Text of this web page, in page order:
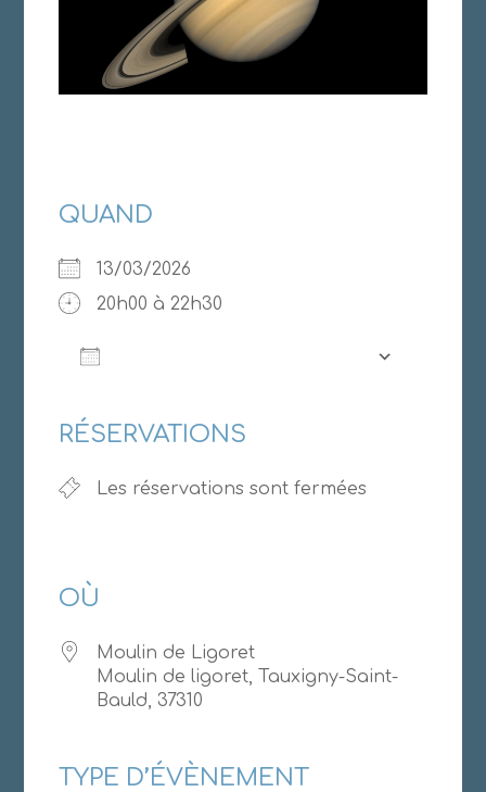
QUAND
13/03/2026
20h00 à 22h30
RÉSERVATIONS
Les réservations sont fermées
OÙ
Moulin de Ligoret
Moulin de ligoret, Tauxigny-Saint-
Bauld, 37310
TYPE D’ÉVÈNEMENT